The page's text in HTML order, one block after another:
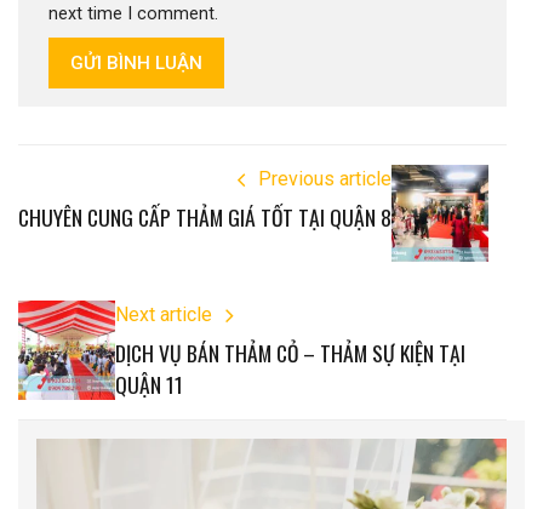
next time I comment.
GỬI BÌNH LUẬN
Previous article
CHUYÊN CUNG CẤP THẢM GIÁ TỐT TẠI QUẬN 8
Next article
DỊCH VỤ BÁN THẢM CỎ – THẢM SỰ KIỆN TẠI
QUẬN 11